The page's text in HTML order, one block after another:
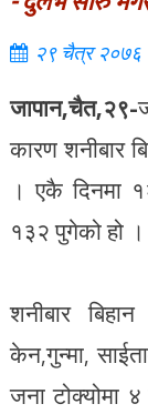
२९ चैत्र २०७६
जापान,चैत,२९-
कारण शनीबार
। एकै दिनमा
१३२ पुगेको हो ।
शनीबार
केन,गुन्मा,
जना टोक्योमा